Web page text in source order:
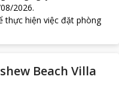
2026.
thực hiện việc đặt phòng
Beach Villa